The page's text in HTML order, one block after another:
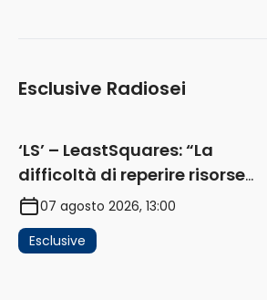
Esclusive Radiosei
‘LS’ – LeastSquares: “La
difficoltà di reperire risorse
impatta sul mercato. Senza
investimenti non arrivano i
ricavi” (AUDIO)
07 agosto 2026, 13:00
Esclusive